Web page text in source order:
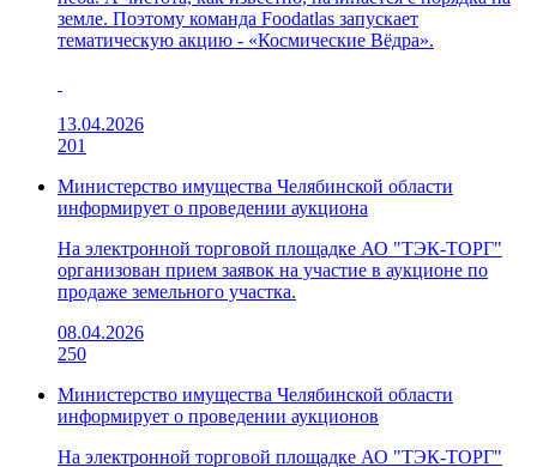
земле. Поэтому команда Foodatlas запускает
тематическую акцию - «Космические Вёдра».
13.04.2026
201
Министерство имущества Челябинской области
информирует о проведении аукциона
На электронной торговой площадке АО "ТЭК-ТОРГ"
организован прием заявок на участие в аукционе по
продаже земельного участка.
08.04.2026
250
Министерство имущества Челябинской области
информирует о проведении аукционов
На электронной торговой площадке АО "ТЭК-ТОРГ"